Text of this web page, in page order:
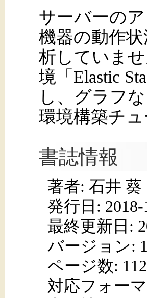
サーバーの
機器の動作
析していま
境「Elastic
し、グラフ
環境構築チ
書誌情報
著者: 石井 葵
発行日:
最終更新日:
バージョン:
ページ数:
対応フォー